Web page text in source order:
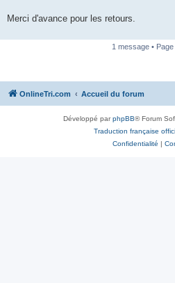
l
Merci d'avance pour les retours.
1 message • Page
OnlineTri.com Accueil du forum
Développé parphpBB® Forum
Traduction française
Confidentialité |